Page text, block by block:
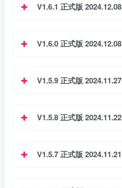
V1.6.1 正式版 2024.12.08
V1.6.0 正式版 2024.12.08
V1.5.9 正式版 2024.11.27
V1.5.8 正式版 2024.11.22
V1.5.7 正式版 2024.11.21